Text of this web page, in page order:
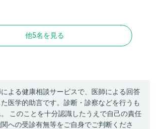
他5名を見る
よる健康相談サービスで、医師による回答
医学的助言です。診断・診察などを行うも
このことを十分認識したうえで自己の責任
への受診有無等をご自身でご判断くださ